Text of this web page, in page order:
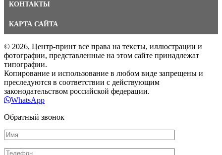
КОНТАКТЫ
КАРТА САЙТА
© 2026, Центр-принт все права на тексты, иллюстрации и
фотографии, представленные на этом сайте принадлежат
типографии.
Копирование и использование в любом виде запрещены и
преследуются в соответствии с действующим
законодательством российской федерации.
WhatsApp
Обратный звонок